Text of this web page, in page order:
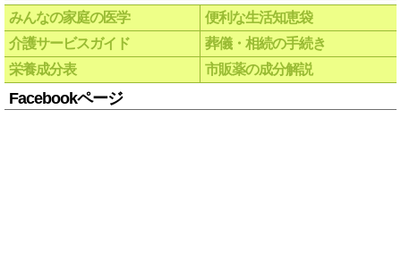
みんなの家庭の医学
便利な生活知恵袋
介護サービスガイド
葬儀・相続の手続き
栄養成分表
市販薬の成分解説
Facebookページ